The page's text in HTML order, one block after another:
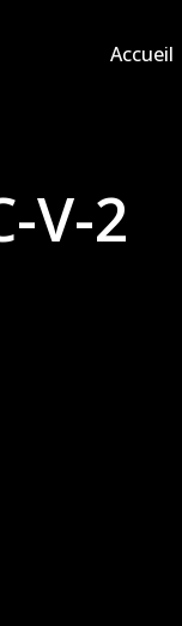
Accueil
V-2